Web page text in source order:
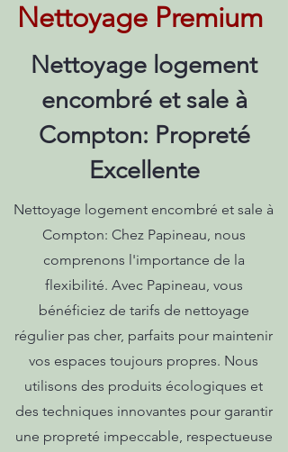
Nettoyage Premium
Nettoyage logement
encombré et sale à
Compton: Propreté
Excellente
Nettoyage logement encombré et sale à
Compton: Chez Papineau, nous
comprenons l'importance de la
flexibilité. Avec Papineau, vous
bénéficiez de tarifs de nettoyage
régulier pas cher, parfaits pour maintenir
vos espaces toujours propres. Nous
utilisons des produits écologiques et
des techniques innovantes pour garantir
une propreté impeccable, respectueuse